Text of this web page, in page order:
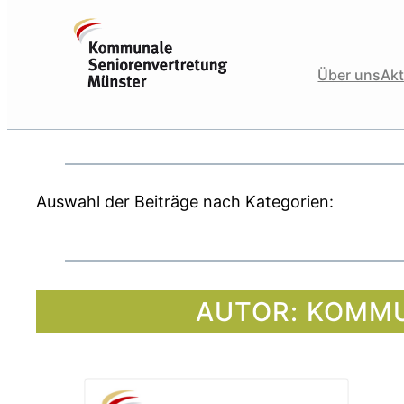
Über uns
Auswahl der Beiträge nach Kategorien:
AUTOR: